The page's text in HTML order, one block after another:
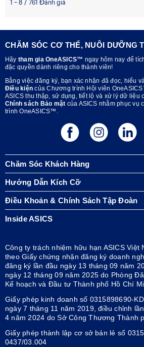
CHĂM SÓC CƠ THỂ, NUÔI DƯỠNG
Hãy tham gia OneASICS™ ngay hôm nay để
đặc quyền dành riêng cho thành viên!
Bằng việc đăng ký, bạn xác nhận đã đọc, hiểu
Điều kiện của Chương trình Hội viên
ASICS thu thập, sử dụng, tiết lộ và xử lý dữ liệu
Chính sách Bảo mật của ASICS nhằm phục vụ
trình OneASICS™.
Chăm Sóc Khách Hàng
Hướng Dẫn Kích Cỡ
Điều Khoản & Chính Sách Tập Đoàn
Inside ASICS
Công ty trách nhiệm hữu hạn ASICS Việt
theo Giấy chứng nhận đăng ký doanh
đăng ký lần đầu ngày 13 tháng 09 năm
ngày 12 tháng 09 năm 2025 do Phòng
Kế hoạch và Đầu tư Thành phố Hồ Chí
Giấy phép kinh doanh số 0315898690-
ngày 7 tháng 11 năm 2019, điều chỉnh
4 năm 2024 do Sở Công Thương Thành
Giấy phép thành lập cơ sở bán lẻ số
0437/03.004